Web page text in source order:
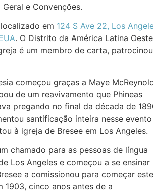
Geral e Convenções.
em 124 S Ave 22, Los
. O Distrito da América Latina
é um membro de carta,
começou graças a Maye
de um reavivamento que Phineas
pregando no final da década de
santificação inteira nesse
à igreja de Bresee em Los Angeles.
chamado para as pessoas de língua
Los Angeles e começou a se ensinar
a comissionou para começar este
1903, cinco anos antes de a